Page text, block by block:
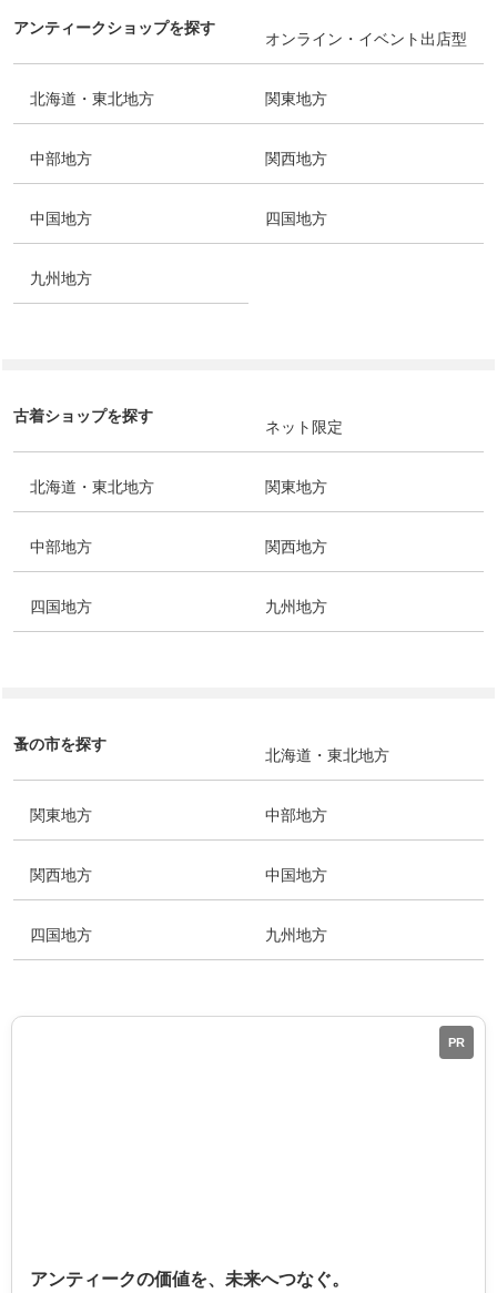
アンティークショップを探す
オンライン・イベント出店型
北海道・東北地方 関東地方
中部地方 関西地方
中国地方 四国地方
九州地方
古着ショップを探す
ネット限定
北海道・東北地方 関東地方
中部地方 関西地方
四国地方 九州地方
蚤の市を探す
北海道・東北地方
関東地方 中部地方
関西地方 中国地方
四国地方 九州地方
PR
アンティークの価値を、未来へつなぐ。